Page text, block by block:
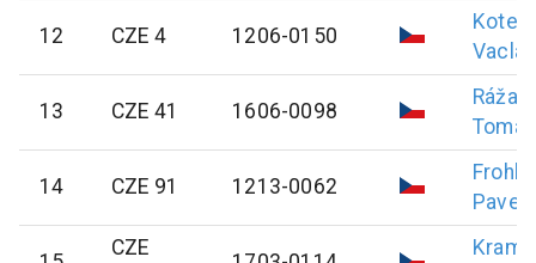
12 CZE 4 1206-0150
Kotek
Vaclav
13 CZE 41 1606-0098
Ráža
Tomáš
14 CZE 91 1213-0062
Pavel
CZE